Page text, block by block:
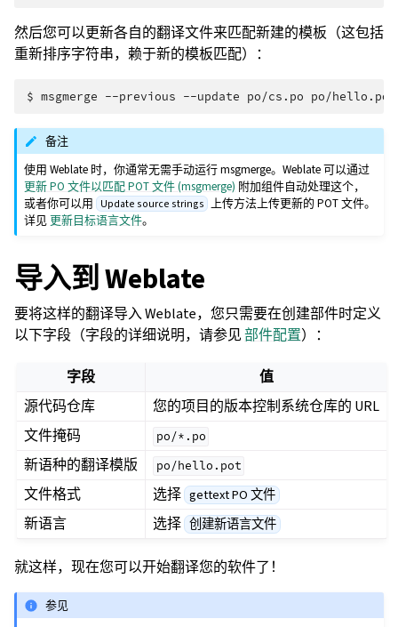
然后您可以更新各自的翻译文件来匹配新建的模板（这包括
重新排序字符串，赖于新的模板匹配）：
$ msgmerge --previous --update po/cs.po
备注
使用 Weblate 时，你通常无需手动运行 msgmerge。Weblate 可以通过
更新 PO 文件以匹配 POT 文件 (msgmerge) 附加组件自动处理这个，
或者你可以用 Update source strings
上传方法上传更新的 POT 文件。
详见更新目标语言文件。
导入到 Weblate
要将这样的翻译导入 Weblate，您只需要在创建部件时定义
以下字段（字段的详细说明，请参见部件配置）：
字段
值
源代码仓库
您的项目的版本控制系统仓库的 URL
文件掩码
po/*.po
新语种的翻译模版 po/hello.pot
文件格式 选择 gettext PO 文件
新语言 选择 创建新语言文件
就这样，现在您可以开始翻译您的软件了！
参见